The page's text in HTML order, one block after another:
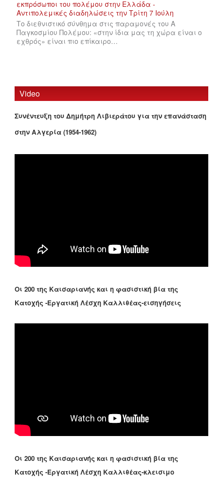
Το διεθνιστικό σύνθημα στις παραμονές του Α
Παγκοσμίου Πολέμου: «στην ίδια μας τη χώρα είναι ο
εχθρός» είναι πιο επίκαιρο…
Video
Συνέντευξη του Δημήτρη Λιβιεράτου για την επανάσταση
στην Αλγερία (1954-1962)
Οι 200 της Καισαριανής και η φασιστική βία της
Κατοχής -Εργατική Λέσχη Καλλιθέας-εισηγήσεις
Οι 200 της Καισαριανής και η φασιστική βία της
Κατοχής -Εργατική Λέσχη Καλλιθέας-κλεισιμο